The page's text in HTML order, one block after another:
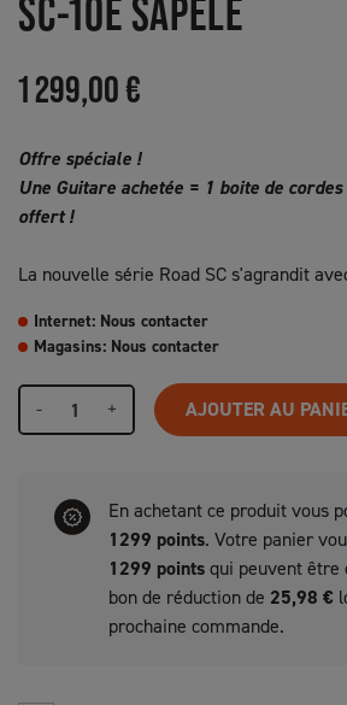
SC-10E SAPELE
1 299,00 €
Offre spéciale !
Une Guitare achetée = 1 boite de
offert !
La nouvelle série Road SC s'agrandit
Internet: Nous contacter
Magasins: Nous contacter
- + AJOUTER AU
En achetant ce produit vous
1299 points. Votre panier
1299 pointsqui peuvent être
bon de réduction de 25,98 €
prochaine commande.